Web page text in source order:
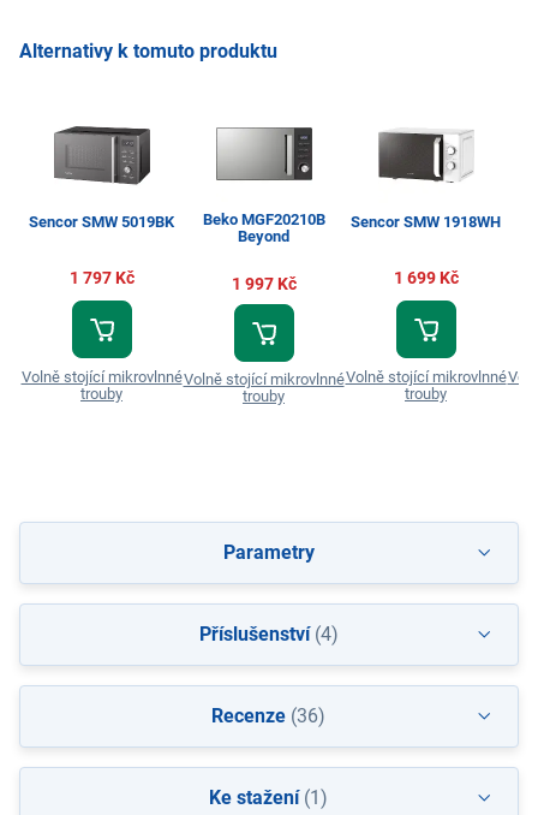
Alternativy k tomuto produktu
Sencor SMW 5019BK
1 797 Kč
Volně stojící mikrovlnné
trouby
Beko MGF20210B
Beyond
1 997 Kč
Volně stojící mikrovlnné
trouby
Sencor SMW 1918WH
1 699 Kč
Volně stojící mikrovlnné
trouby
Parametry
Příslušenství(4)
Recenze (36)
Ke stažení(1)